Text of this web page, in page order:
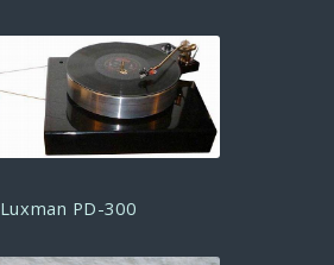
Luxman PD-300